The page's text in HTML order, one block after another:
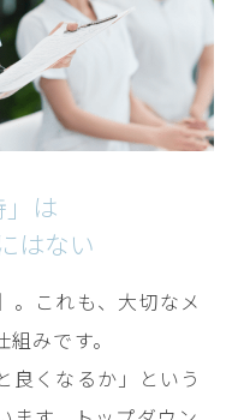
」は
はない
。これも、大切なメ
みです。
良くなるか」という